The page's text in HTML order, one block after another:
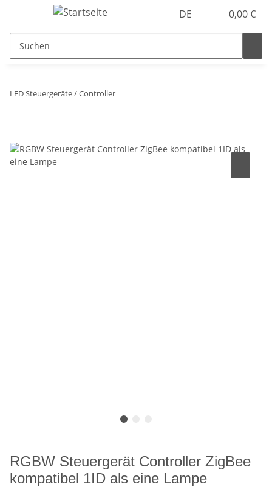
DE 0,00 €
LED Steuergeräte / Controller
RGBW Steuergerät Controller ZigBee
kompatibel 1ID als eine Lampe